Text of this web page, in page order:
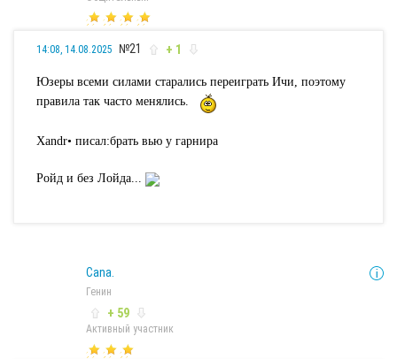
14:08, 14.08.2025 №21 + 1
Юзеры всеми силами старались переиграть Ичи, поэтому
правила так часто менялись.
Xandr• писал:брать вью у гарнира
Ройд и без Лойда...
Cana.
Генин
+ 59
Активный участник